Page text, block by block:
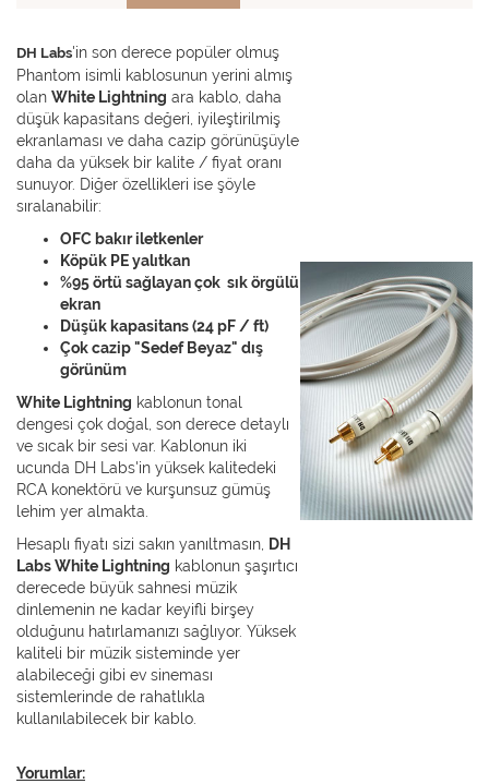
DH Labs'in son derece popüler olmuş
Phantom isimli kablosunun yerini almış
olan White Lightning ara kablo, daha
düşük kapasitans değeri, iyileştirilmiş
ekranlaması ve daha cazip görünüşüyle
daha da yüksek bir kalite / fiyat oranı
sunuyor. Diğer özellikleri ise şöyle
sıralanabilir:
OFC bakır iletkenler
Köpük PE yalıtkan
%95 örtü sağlayan çok sık örgülü
ekran
Düşük kapasitans (24 pF / ft)
Çok cazip "Sedef Beyaz" dış
görünüm
White Lightning kablonun tonal
dengesi çok doğal, son derece detaylı
ve sıcak bir sesi var. Kablonun iki
ucunda DH Labs'in yüksek kalitedeki
RCA konektörü ve kurşunsuz gümüş
lehim yer almakta.
Hesaplı fiyatı sizi sakın yanıltmasın, DH
Labs White Lightning kablonun şaşırtıcı
derecede büyük sahnesi müzik
dinlemenin ne kadar keyifli birşey
olduğunu hatırlamanızı sağlıyor. Yüksek
kaliteli bir müzik sisteminde yer
alabileceği gibi ev sineması
sistemlerinde de rahatlıkla
kullanılabilecek bir kablo.
Yorumlar: